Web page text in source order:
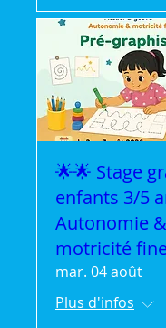
🌟🌟 Stage
enfants 3/5
Autonomie &
motricité
mar. 04 août
Plus d'infos